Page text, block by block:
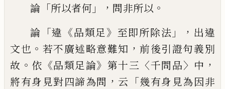
論 「所以者何 」， 問非所以 。
論 「違 《品類足》 至即所除法 」， 出違
文也 。 若不廣述略意難知 ，前後引證句義別
故 。 依 《品類足論》 第十三 〈千問品〉 中 ，
將有身見對四諦為問 ， 云 「幾有身見為因非